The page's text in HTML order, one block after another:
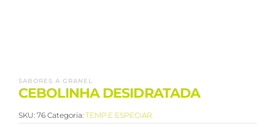
SABORES A GRANEL
CEBOLINHA DESIDRATADA
SKU: 76 Categoria: TEMP.E ESPECIAR.